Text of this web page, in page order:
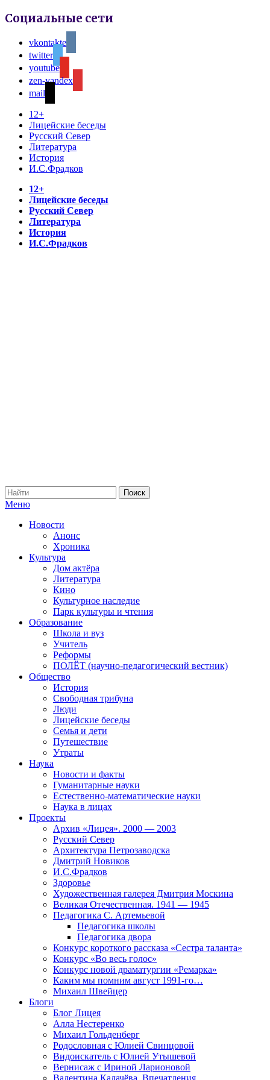
Социальные сети
vkontakte
twitter
youtube
zen-yandex
mail
12+
Лицейские беседы
Русский Север
Литература
История
И.С.Фрадков
12+
Лицейские беседы
Русский Север
Литература
История
И.С.Фрадков
Меню
Новости
Анонс
Хроника
Культура
Дом актёра
Литература
Кино
Культурное наследие
Парк культуры и чтения
Образование
Школа и вуз
Учитель
Реформы
ПОЛЁТ (научно-педагогический вестник)
Общество
История
Свободная трибуна
Люди
Лицейские беседы
Семья и дети
Путешествие
Утраты
Наука
Новости и факты
Гуманитарные науки
Естественно-математические науки
Наука в лицах
Проекты
Архив «Лицея». 2000 — 2003
Русский Север
Архитектура Петрозаводска
Дмитрий Новиков
И.С.Фрадков
Здоровье
Художественная галерея Дмитрия Москина
Великая Отечественная. 1941 — 1945
Педагогика С. Артемьевой
Педагогика школы
Педагогика двора
Конкурс короткого рассказа «Сестра таланта»
Конкурс «Во весь голос»
Конкурс новой драматургии «Ремарка»
Каким мы помним август 1991-го…
Михаил Швейцер
Блоги
Блог Лицея
Алла Нестеренко
Михаил Гольденберг
Родословная с Юлией Свинцовой
Видоискатель с Юлией Утышевой
Вернисаж с Ириной Ларионовой